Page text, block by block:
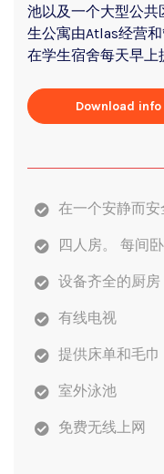
池以及一个大型公共
生公寓由Atlas经营
在学生宿舍每天早上
Download info
在一个安静而
四人房。 每间
设备齐全的厨房
有线电视
提供床单和毛巾
室外泳池
免费无线上网